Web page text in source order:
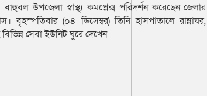
বাহুবল উপজেলা স্বাস্থ্য কমপ্লেক্স পরিদর্শন করেছেন জেলার
বৃহস্পতিবার (০৪ ডিসেম্বর) তিনি হাসপাতালে রান্নাঘর,
সেবা ইউনিট ঘুরে দেখেন